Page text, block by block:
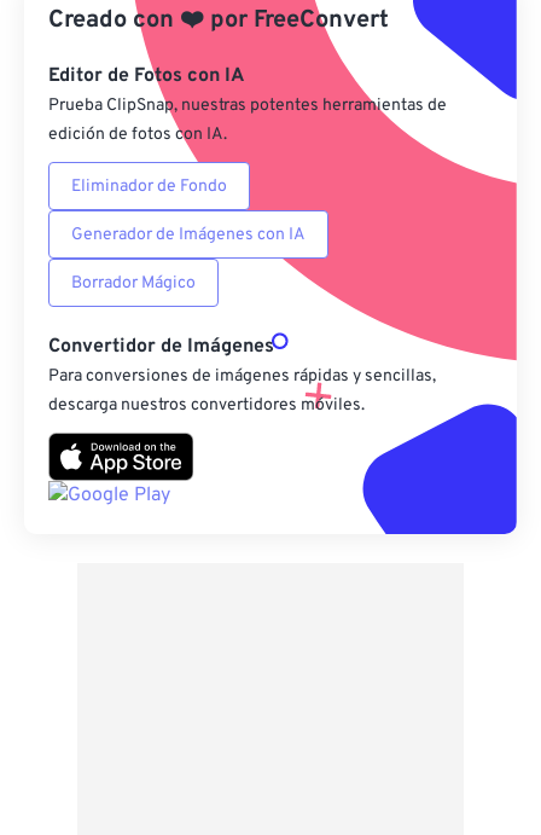
Guardar como preestablecido
Creado con ❤️ por FreeConvert
Editor de Fotos con IA
Prueba ClipSnap, nuestras potentes herramientas de
edición de fotos con IA.
Eliminador de Fondo
Generador de Imágenes con IA
Borrador Mágico
Convertidor de Imágenes
Para conversiones de imágenes rápidas y sencillas,
descarga nuestros convertidores móviles.